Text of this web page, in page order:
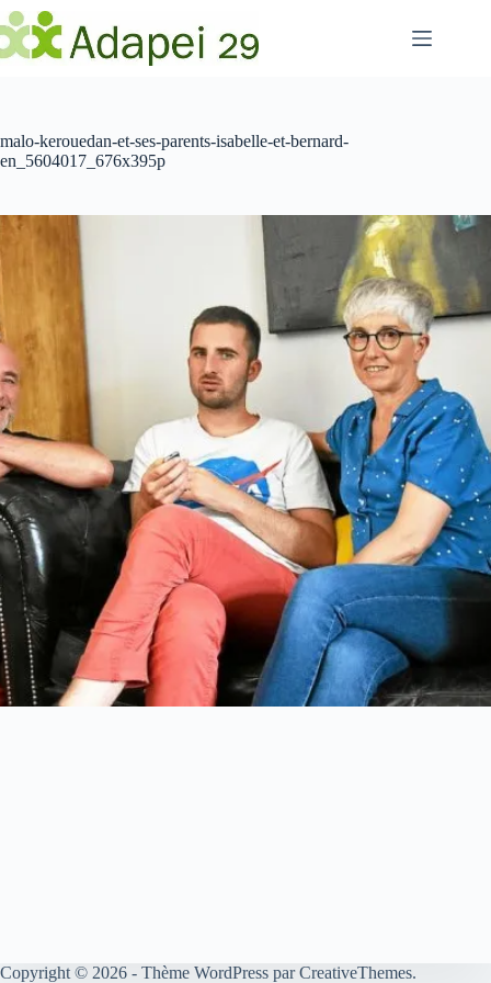
Passer
au
contenu
malo-kerouedan-et-ses-parents-isabelle-et-bernard-
en_5604017_676x395p
Copyright © 2026 - Thème WordPress parCreativeThemes.